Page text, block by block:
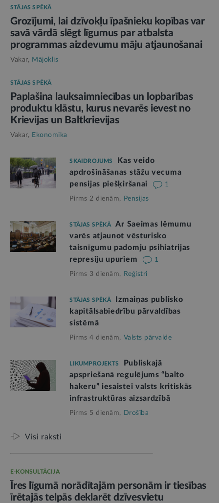
STĀJAS SPĒKĀ
Grozījumi, lai dzīvokļu īpašnieku kopības var
savā vārdā slēgt līgumus par atbalsta
programmas aizdevumu māju atjaunošanai
Vakar, Mājoklis
STĀJAS SPĒKĀ
Paplašina lauksaimniecības un lopbarības
produktu klāstu, kurus nevarēs ievest no
Krievijas un Baltkrievijas
Vakar, Ekonomika
SKAIDROJUMS
Kas veido
apdrošināšanas stāžu vecuma
pensijas piešķiršanai
1
Pirms 2 dienām, Pensijas
STĀJAS SPĒKĀ
Ar Saeimas lēmumu
varēs atjaunot vēsturisko
taisnīgumu padomju psihiatrijas
represiju upuriem
1
Pirms 3 dienām, Reģistri
STĀJAS SPĒKĀ
Izmaiņas publisko
kapitālsabiedrību pārvaldības
sistēmā
Pirms 4 dienām, Valsts pārvalde
LIKUMPROJEKTS
Publiskajā
apspriešanā regulējums “balto
hakeru” iesaistei valsts kritiskās
infrastruktūras aizsardzībā
Pirms 5 dienām, Drošība
Visi raksti
E-KONSULTĀCIJA
Īres līgumā norādītajām personām ir tiesības
īrētajās telpās deklarēt dzīvesvietu